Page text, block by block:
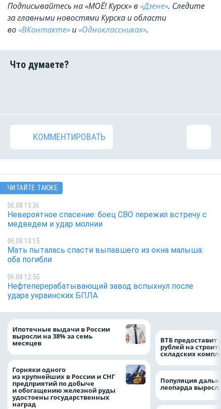
Подписывайтесь на «МОЁ! Курск» в «Дзене». Cледите
за главными новостями Курска и области
во«ВКонтакте» и«Одноклассниках».
КОММЕНТИРОВАТЬ
ЧИТАЙТЕ ТАКЖЕ
06.08 13:36
Невероятное спасение: боец СВО пережил встречу с
медведем и удар молнии
06.08 13:15
Мать пыталась спасти выпавшего из окна малыша:
оба погибли
06.08 12:55
Нефтеперерабатывающий завод вспыхнул после
удара украинских БПЛА
Ипотечные выдачи в России
выросли на 38% за семь
месяцев
Горняки одного
из крупнейших в России и СНГ
предприятий по добыче
и обогащению железной руды
удостоены государственных
наград
ВТБ предоставит
рублей на
складских
Популяция
леопарда